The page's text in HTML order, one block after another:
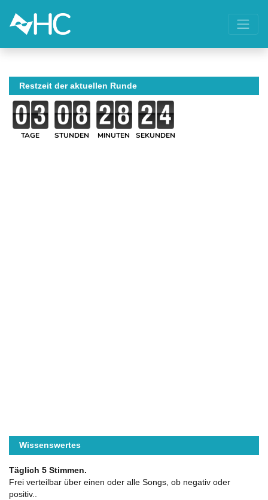
Restzeit der aktuellen Runde
TAGE STUNDEN MINUTEN SEKUNDEN
Wissenswertes
Täglich 5 Stimmen.
Frei verteilbar über einen oder alle Songs, ob negativ oder
positiv..